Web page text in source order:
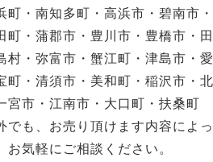
町・南知多町・高浜市・碧南市
町・蒲郡市・豊川市・豊橋市・
村・弥富市・蟹江町・津島市・
町・清須市・美和町・稲沢市・
宮市・江南市・大口町・扶桑町
でも、お売り頂けます内容によ
お気軽にご相談ください。